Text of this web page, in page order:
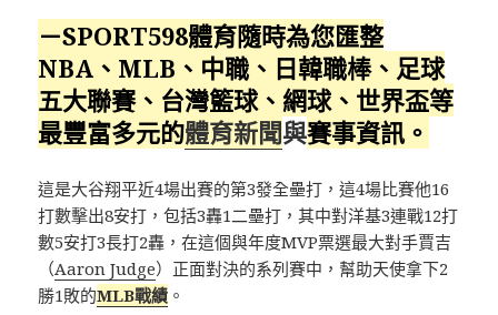
－SPORT598體育隨時為您匯整
NBA、MLB、中職、日韓職棒、足球
五大聯賽、台灣籃球、網球、 世界盃等
最豐富多元的體育新聞與賽事資訊。
這是大谷翔平近4場出賽的第3發全壘打，這4場比賽他16
打數擊出8安打，包括3轟1二壘打，其中對洋基3連戰12打
數5安打3長打2轟，在這個與年度MVP票選最大對手賈吉
（Aaron Judge）正面對決的系列賽中，幫助天使拿下2
勝1敗的MLB戰績 。